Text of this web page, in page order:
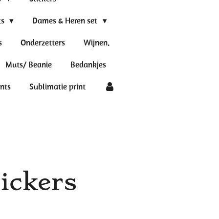
Dames & Heren set
Onderzetters Wijnen.
Muts/ Beanie Bedankjes
Sublimatie print